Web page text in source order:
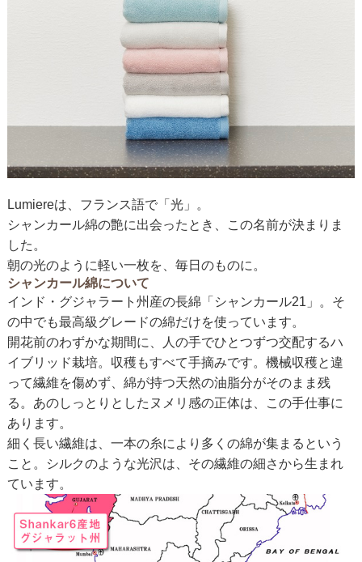
Lumiereは、フランス語で「光」。
シャンカール綿の艶に出会ったとき、この名前が決まりま
した。
朝の光のように軽い一枚を、毎日のものに。
シャンカール綿について
インド・グジャラート州産の長綿「シャンカール21」。そ
の中でも最高級グレードの綿だけを使っています。
開花前のわずかな期間に、人の手でひとつずつ交配するハ
イブリッド栽培。収穫もすべて手摘みです。機械収穫と違
って繊維を傷めず、綿が持つ天然の油脂分がそのまま残
る。あのしっとりとしたヌメリ感の正体は、この手仕事に
あります。
細く長い繊維は、一本の糸により多くの綿が集まるという
こと。シルクのような光沢は、その繊維の細さから生まれ
ています。